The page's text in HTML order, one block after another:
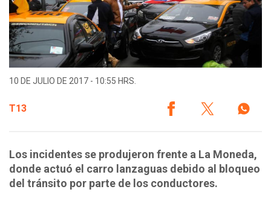
10 DE JULIO DE 2017 - 10:55 HRS.
T13
Los incidentes se produjeron frente a La Moneda,
donde actuó el carro lanzaguas debido al bloqueo
del tránsito por parte de los conductores.